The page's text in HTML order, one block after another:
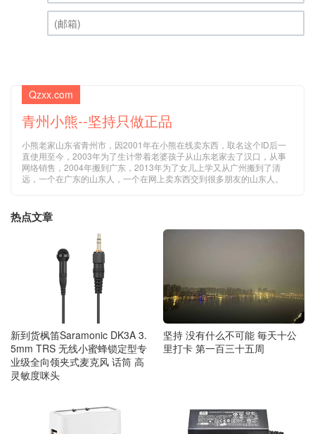
昵称 (必填)
Qzxx.com
青州小熊--坚持只做正品
小熊老家山东省青州市，因2001年在小熊在线卖东西，取名这个ID后一
直使用至今，2003年为了生计带着老婆孩子从山东老家去了汉口，从事
网络销售，2004年搬到广东，2013年为了女儿上学又从广州搬到了清
远，一个在广东的山东人，一个在网上卖东西交到很多朋友的山东人。
热点文章
新到货枫笛Saramonic DK3A 3.
5mm TRS 无线小蜜蜂锁定型专
业级全向领夹式麦克风 话筒 高
灵敏度咪头
坚持 没有什么不可能 毎天十公
里打卡 第一百三十五周